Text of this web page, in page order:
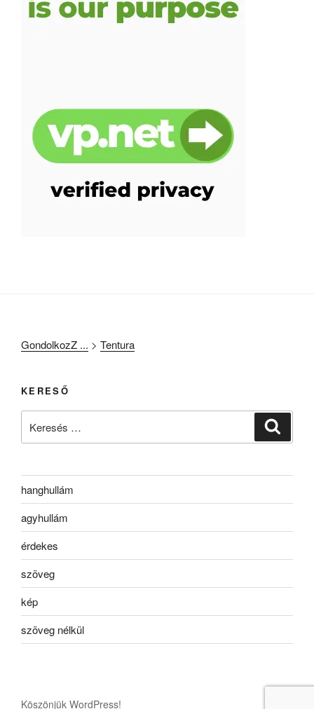
GondolkozZ ... > Tentura
KERESŐ
hanghullám
agyhullám
érdekes
szöveg
kép
szöveg nélkül
Köszönjük WordPress!